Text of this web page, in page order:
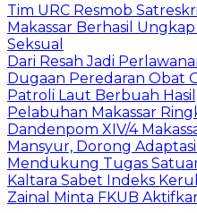
Tim URC Resmob
Makassar Berhasil
Seksual
Dari Resah Jadi
Dugaan Peredaran Obat
Patroli Laut Berbuah
Pelabuhan Makassar
Dandenpom XIV/4
Mansyur, Dorong
Mendukung Tugas
Kaltara Sabet Indeks
Zainal Minta FKUB